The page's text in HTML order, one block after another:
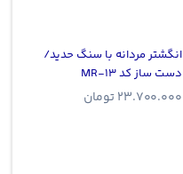
انگشتر مردانه با سنگ حدید/
دست ساز کد MR-13
23.700.000 تومان